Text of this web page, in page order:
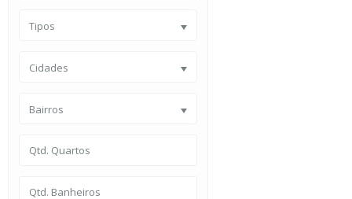
Tipos
Cidades
Bairros